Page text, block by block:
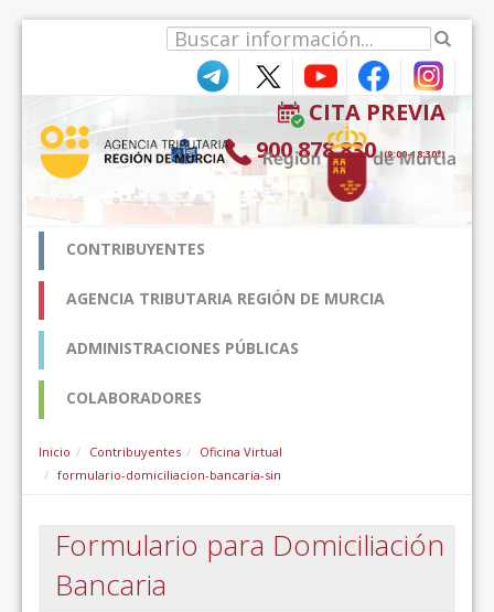
CITA PREVIA
900 878 830 (9:00-18:30*)
CONTRIBUYENTES
AGENCIA TRIBUTARIA REGIÓN DE MURCIA
ADMINISTRACIONES PÚBLICAS
COLABORADORES
Inicio Contribuyentes
Oficina Virtual
formulario-domiciliacion-bancaria-sin
Formulario para Domiciliación
Bancaria